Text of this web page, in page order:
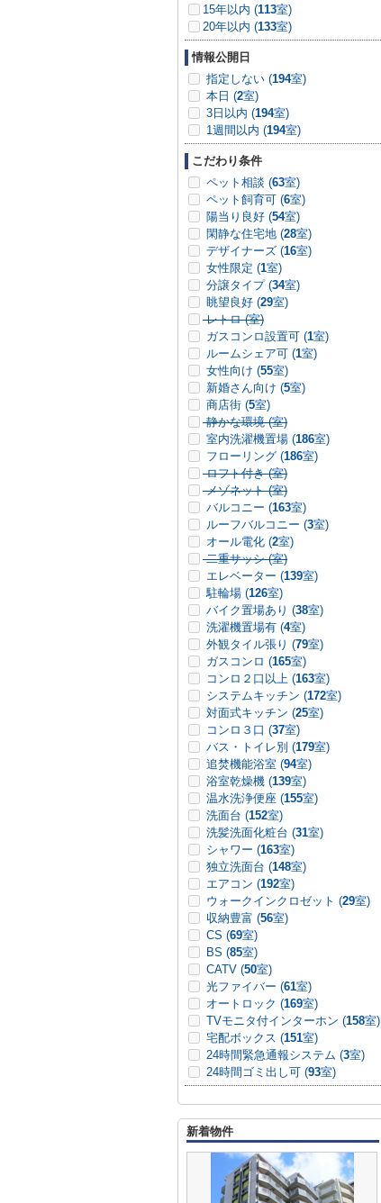
15年以内 (113室)
20年以内 (133室)
情報公開日
指定しない (194室)
本日 (2室)
3日以内 (194室)
1週間以内 (194室)
こだわり条件
ペット相談 (63室)
ペット飼育可 (6室)
陽当り良好 (54室)
閑静な住宅地 (28室)
デザイナーズ (16室)
女性限定 (1室)
分譲タイプ (34室)
眺望良好 (29室)
レトロ (室)
ガスコンロ設置可 (1室)
ルームシェア可 (1室)
女性向け (55室)
新婚さん向け (5室)
商店街 (5室)
静かな環境 (室)
室内洗濯機置場 (186室)
フローリング (186室)
ロフト付き (室)
メゾネット (室)
バルコニー (163室)
ルーフバルコニー (3室)
オール電化 (2室)
二重サッシ (室)
エレベーター (139室)
駐輪場 (126室)
バイク置場あり (38室)
洗濯機置場有 (4室)
外観タイル張り (79室)
ガスコンロ (165室)
コンロ２口以上 (163室)
システムキッチン (172室)
対面式キッチン (25室)
コンロ３口 (37室)
バス・トイレ別 (179室)
追焚機能浴室 (94室)
浴室乾燥機 (139室)
温水洗浄便座 (155室)
洗面台 (152室)
洗髪洗面化粧台 (31室)
シャワー (163室)
独立洗面台 (148室)
エアコン (192室)
ウォークインクロゼット (29室)
収納豊富 (56室)
CS (69室)
BS (85室)
CATV (50室)
光ファイバー (61室)
オートロック (169室)
TVモニタ付インターホン (158室)
宅配ボックス (151室)
24時間緊急通報システム (3室)
24時間ゴミ出し可 (93室)
新着物件